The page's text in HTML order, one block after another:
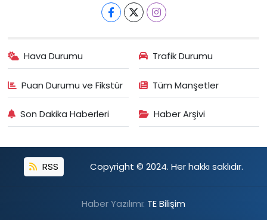
Hava Durumu Trafik Durumu
Puan Durumu ve Fikstür Tüm Manşetler
Son Dakika Haberleri Haber Arşivi
RSS Copyright © 2024. Her hakkı saklıdır.
Haber Yazılımı: TE Bilişim